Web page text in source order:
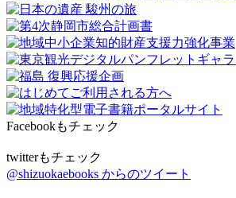
Facebookもチェック
twitterもチェック
@shizuokaebooks からのツイート